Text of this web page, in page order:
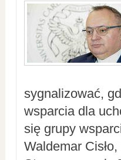
sygnalizować,
wsparcia dla
się grupy
Waldemar